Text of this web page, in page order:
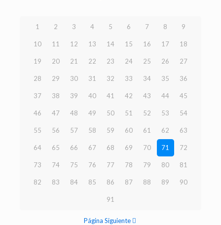
1 2 3 4 5 6 7 8 9
10 11 12 13 14 15 16 17 18
19 20 21 22 23 24 25 26 27
28 29 30 31 32 33 34 35 36
37 38 39 40 41 42 43 44 45
46 47 48 49 50 51 52 53 54
55 56 57 58 59 60 61 62 63
64 65 66 67 68 69 70 71 72
73 74 75 76 77 78 79 80 81
82 83 84 85 86 87 88 89 90
91
Página Siguiente